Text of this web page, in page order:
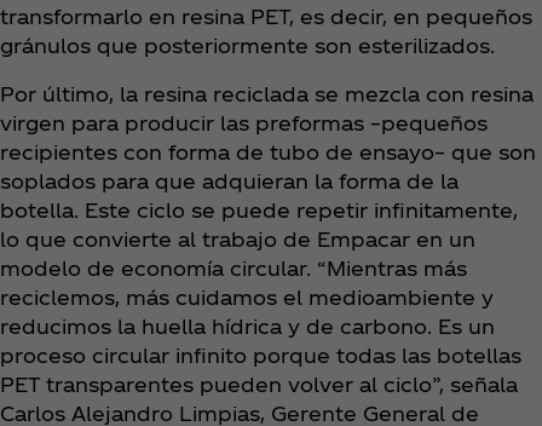
transformarlo en resina PET, es decir, en pequeños
gránulos que posteriormente son esterilizados.
Por último, la resina reciclada se mezcla con resina
virgen para producir las preformas –pequeños
recipientes con forma de tubo de ensayo– que son
soplados para que adquieran la forma de la
botella. Este ciclo se puede repetir infinitamente,
lo que convierte al trabajo de Empacar en un
modelo de economía circular. “Mientras más
reciclemos, más cuidamos el medioambiente y
reducimos la huella hídrica y de carbono. Es un
proceso circular infinito porque todas las botellas
PET transparentes pueden volver al ciclo”, señala
Carlos Alejandro Limpias, Gerente General de